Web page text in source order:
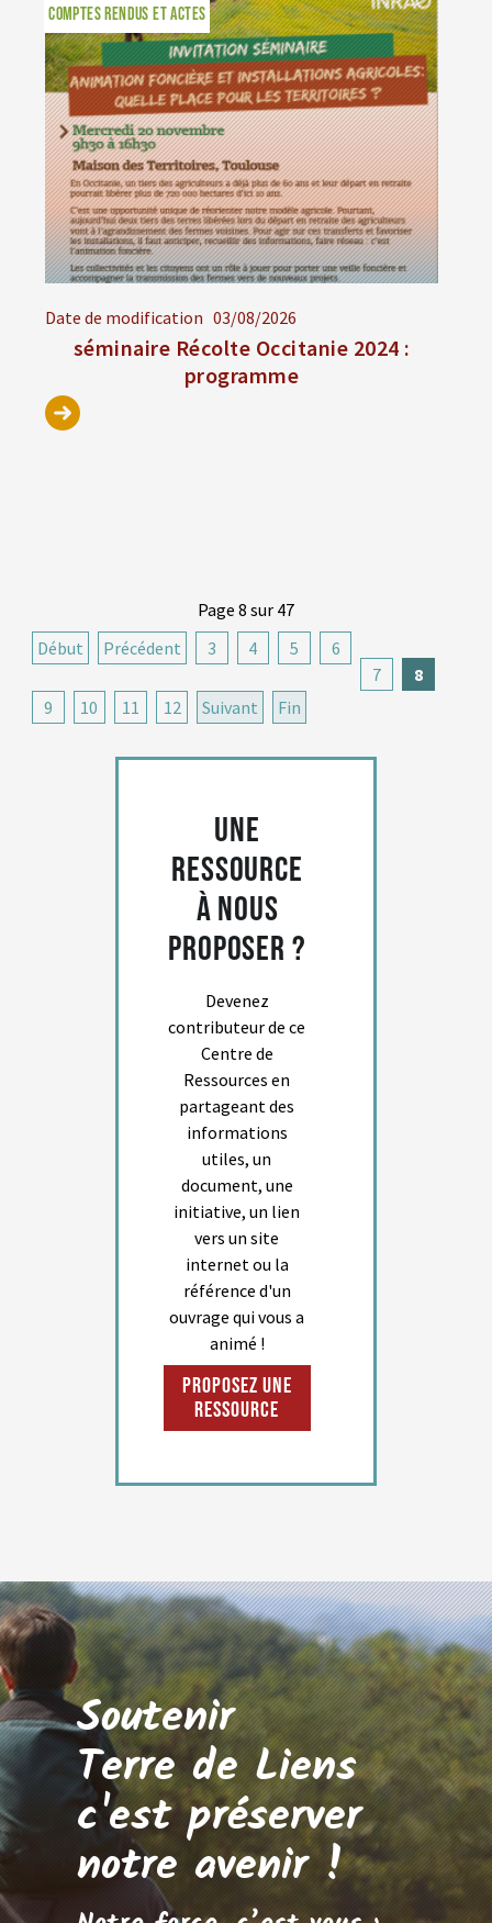
Date de modification 03/08/2026
séminaire Récolte Occitanie 2024 :
programme
COMPTES RENDUS ET ACTES
Page 8 sur 47
Début
Précédent 3 4 5
6
7
8
9
10 11 12 Suivant Fin
Une
ressource
à nous
proposer ?
Devenez
contributeur de ce
Centre de
Ressources en
partageant des
informations
utiles, un
document, une
initiative, un lien
vers un site
internet ou la
référence d'un
ouvrage qui vous a
animé !
Proposez une
ressource
Soutenir
Terre de Liens
c'est préserver
notre avenir !